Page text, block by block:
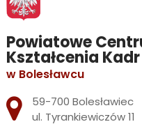
Powiatowe
Kształcenia Kadr
w Bolesławcu
Adres pocztowy:
59-700 Bolesławiec
ul. Tyrankiewiczów 11